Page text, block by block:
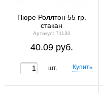
Пюре Роллтон 55 гр.
стакан
Артикул: 71130
40.09 руб.
шт.